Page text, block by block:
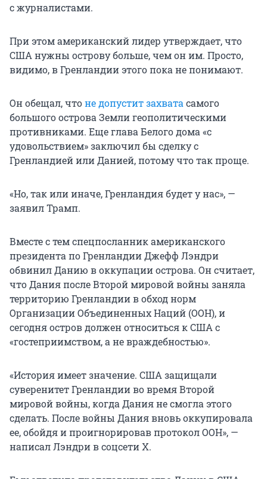
с журналистами.
При этом американский лидер утверждает, что
США нужны острову больше, чем он им. Просто,
видимо, в Гренландии этого пока не понимают.
Он обещал, чтоне допустит захвата самого
большого острова Земли геополитическими
противниками. Еще глава Белого дома «с
удовольствием» заключил бы сделку с
Гренландией или Данией, потому что так проще.
«Но, так или иначе, Гренландия будет у нас», —
заявил Трамп.
Вместе с тем спецпосланник американского
президента по Гренландии Джефф Лэндри
обвинил Данию в оккупации острова. Он считает,
что Дания после Второй мировой войны заняла
территорию Гренландии в обход норм
Организации Объединенных Наций (ООН), и
сегодня остров должен относиться к США с
«гостеприимством, а не враждебностью».
«История имеет значение. США защищали
суверенитет Гренландии во время Второй
мировой войны, когда Дания не смогла этого
сделать. После войны Дания вновь оккупировала
ее, обойдя и проигнорировав протокол ООН», —
написал Лэндри в соцсети X.